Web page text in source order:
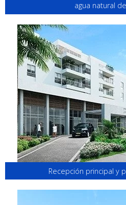
agua natural
Recepción principal y